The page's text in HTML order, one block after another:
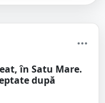
în Satu Mare.
după